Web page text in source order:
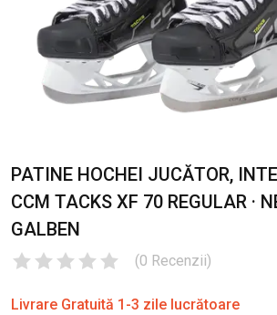
PATINE HOCHEI JUCĂTOR,
CCM TACKS XF 70 REGULAR ·
GALBEN
(0 Recenzii)
Livrare Gratuită 1-3 zile lucrătoare